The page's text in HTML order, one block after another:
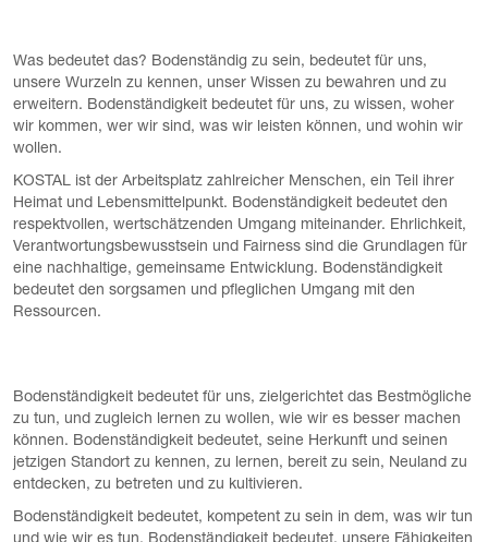
Was bedeutet das? Bodenständig zu sein, bedeutet für uns,
unsere Wurzeln zu kennen, unser Wissen zu bewahren und zu
erweitern. Bodenständigkeit bedeutet für uns, zu wissen, woher
wir kommen, wer wir sind, was wir leisten können, und wohin wir
wollen.
KOSTAL ist der Arbeitsplatz zahlreicher Menschen, ein Teil ihrer
Heimat und Lebensmittelpunkt. Bodenständigkeit bedeutet den
respektvollen, wertschätzenden Umgang miteinander. Ehrlichkeit,
Verantwortungsbewusstsein und Fairness sind die Grundlagen für
eine nachhaltige, gemeinsame Entwicklung. Bodenständigkeit
bedeutet den sorgsamen und pfleglichen Umgang mit den
Ressourcen.
Bodenständigkeit bedeutet für uns, zielgerichtet das Bestmögliche
zu tun, und zugleich lernen zu wollen, wie wir es besser machen
können. Bodenständigkeit bedeutet, seine Herkunft und seinen
jetzigen Standort zu kennen, zu lernen, bereit zu sein, Neuland zu
entdecken, zu betreten und zu kultivieren.
Bodenständigkeit bedeutet, kompetent zu sein in dem, was wir tun